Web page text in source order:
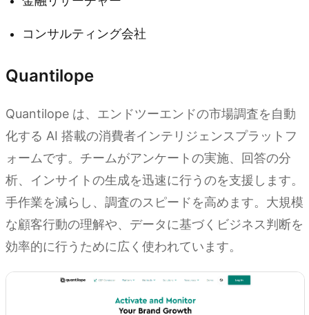
コンサルティング会社
Quantilope
Quantilope は、エンドツーエンドの市場調査を自動
化する AI 搭載の消費者インテリジェンスプラットフ
ォームです。チームがアンケートの実施、回答の分
析、インサイトの生成を迅速に行うのを支援します。
手作業を減らし、調査のスピードを高めます。大規模
な顧客行動の理解や、データに基づくビジネス判断を
効率的に行うために広く使われています。